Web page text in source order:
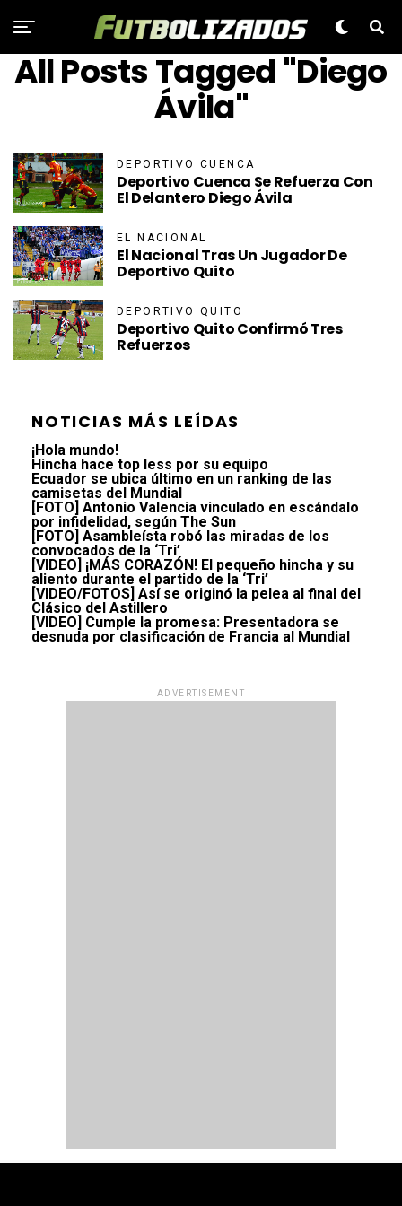
All Posts Tagged "Diego
Ávila"
DEPORTIVO CUENCA
Deportivo Cuenca Se Refuerza Con
El Delantero Diego Ávila
EL NACIONAL
El Nacional Tras Un Jugador De
Deportivo Quito
DEPORTIVO QUITO
Deportivo Quito Confirmó Tres
Refuerzos
NOTICIAS MÁS LEÍDAS
¡Hola mundo!
Hincha hace top less por su equipo
Ecuador se ubica último en un ranking de las
camisetas del Mundial
[FOTO] Antonio Valencia vinculado en escándalo
por infidelidad, según The Sun
[FOTO] Asambleísta robó las miradas de los
convocados de la ‘Tri’
[VIDEO] ¡MÁS CORAZÓN! El pequeño hincha y su
aliento durante el partido de la ‘Tri’
[VIDEO/FOTOS] Así se originó la pelea al final del
Clásico del Astillero
[VIDEO] Cumple la promesa: Presentadora se
desnuda por clasificación de Francia al Mundial
ADVERTISEMENT